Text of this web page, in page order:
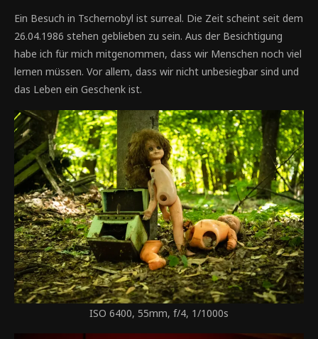
Ein Besuch in Tschernobyl ist surreal. Die Zeit scheint seit dem
26.04.1986 stehen geblieben zu sein. Aus der Besichtigung
habe ich für mich mitgenommen, dass wir Menschen noch viel
lernen müssen. Vor allem, dass wir nicht unbesiegbar sind und
das Leben ein Geschenk ist.
ISO 6400, 55mm, f/4, 1/1000s